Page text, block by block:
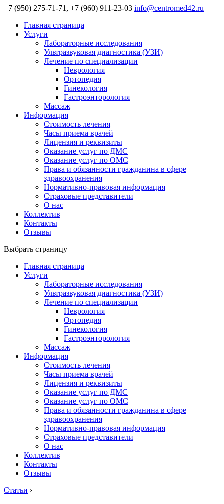
+7 (950) 275-71-71, +7 (960) 911-23-03 info@centromed42.ru
Главная страница
Услуги
Лабораторные исследования
Ультразвуковая диагностика (УЗИ)
Лечение по специализации
Неврология
Ортопедия
Гинекология
Гастроэнторология
Массаж
Информация
Стоимость лечения
Часы приема врачей
Лицензия и реквизиты
Оказание услуг по ДМС
Оказание услуг по ОМС
Права и обязанности гражданина в сфере
здравоохранения
Нормативно-правовая информация
Страховые представители
О нас
Коллектив
Контакты
Отзывы
Выбрать страницу
Главная страница
Услуги
Лабораторные исследования
Ультразвуковая диагностика (УЗИ)
Лечение по специализации
Неврология
Ортопедия
Гинекология
Гастроэнторология
Массаж
Информация
Стоимость лечения
Часы приема врачей
Лицензия и реквизиты
Оказание услуг по ДМС
Оказание услуг по ОМС
Права и обязанности гражданина в сфере
здравоохранения
Нормативно-правовая информация
Страховые представители
О нас
Коллектив
Контакты
Отзывы
Статьи ›